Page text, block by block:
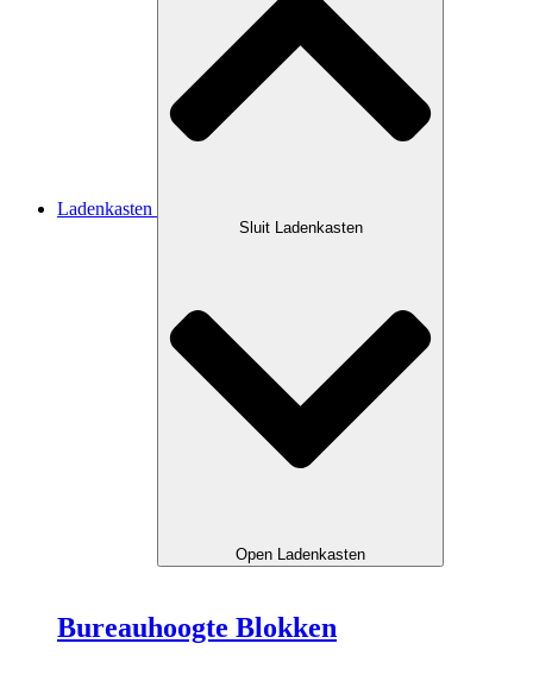
Ladenkasten
Sluit Ladenkasten
Open Ladenkasten
Bureauhoogte Blokken